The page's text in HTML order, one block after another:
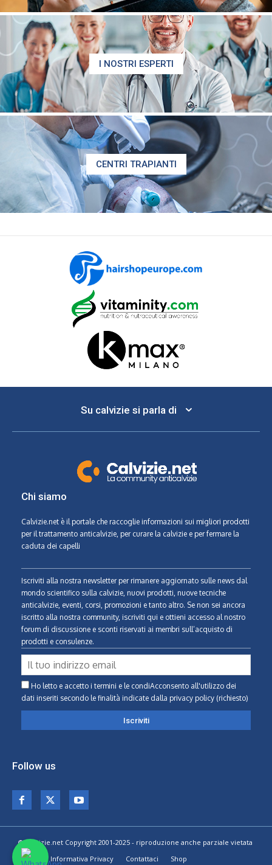
I NOSTRI ESPERTI
CENTRI TRAPIANTI
Su calvizie si parla di
Chi siamo
Calvizie.net è il portale che raccoglie informazioni sui migliori prodotti
per il trattamento anticalvizie, per curare la calvizie e per fermare la
caduta dei capelli
Iscriviti alla nostra newsletter per rimanere aggiornato sulle news dal
mondo scientifico sulla calvizie, nuovi prodotti, nuove tecniche
anticalvizie, eventi, corsi, promozioni e tanto altro. Se non sei ancora
iscritto alla nostra community, iscriviti qui e ottieni accesso al nostro
forum di discussione e sconti riservati ai membri sull’acquisto di
prodotti e consulenze.
Ho letto e accetto i termini e le condiAcconsento all'utilizzo dei
dati inseriti secondo le finalità indicate dalla privacy policy (richiesto)
Follow us
© Calvizie.net Copyright 2001-2025 - riproduzione anche parziale vietata
Home
Informativa Privacy Contattaci Shop